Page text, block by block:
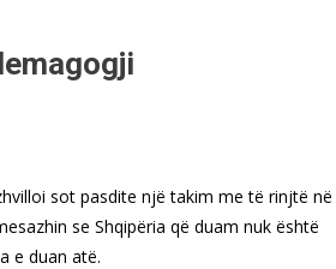
sot pasdite një takim me të rinjtë në
se Shqipëria që duam nuk është
e duan atë.